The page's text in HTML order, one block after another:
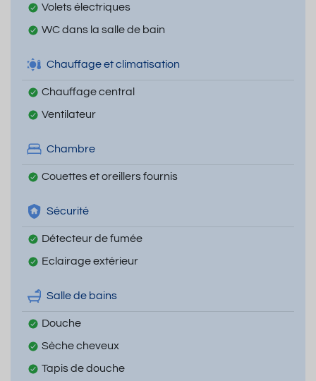
Volets électriques
WC dans la salle de bain
Chauffage et climatisation
Chauffage central
Ventilateur
Chambre
Couettes et oreillers fournis
Sécurité
Détecteur de fumée
Eclairage extérieur
Salle de bains
Douche
Sèche cheveux
Tapis de douche